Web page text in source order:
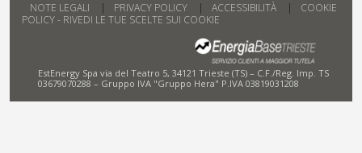
NOTE LEGALI PRIVACY POLICY ACCESSIBILITÀ
COOKIE
POLICY - RIVEDI LE TUE SCELTE SUI COOKIE
EstEnergy Spa via del Teatro 5, 34121 Trieste (TS) – C.F./Reg. Imp. TS
03679070288 – Gruppo IVA "Gruppo Hera" P.IVA 03819031208